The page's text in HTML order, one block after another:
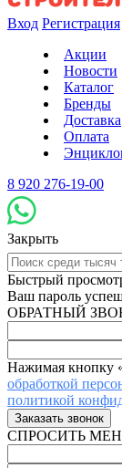
Вход Регистрация
Акции
Новости
Каталог
Бренды
Доставка
Оплата
8 920 276-19-00
Закрыть
Быстрый
Ваш пароль
ОБРАТНЫЙ
Нажимая кнопку
обработкой
политикой
СПРОСИТЬ